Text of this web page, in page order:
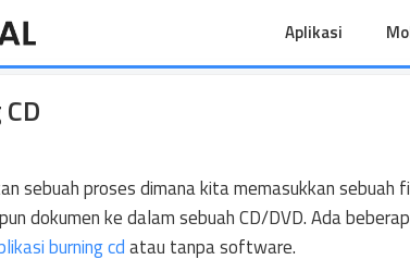
Aplikasi
sebuah proses dimana kita memasukkan sebuah
dokumen ke dalam sebuah CD/DVD. Ada
burning cdatau tanpa software.